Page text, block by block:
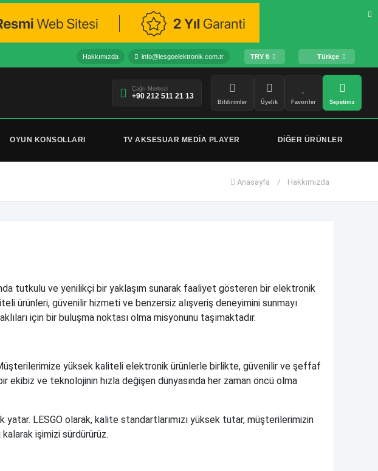
Hakkımızda info@lesgoelektronik.com.tr TRY ₺ Türkçe
Çağrı Merkezi
+90 212 511 21 13
Bildirimler Üyelik Favoriler Sepetiniz
OYUN KONSOLLARI TV AKSESUAR MEDİA PLAYER DİĞER ÜRÜNLER
Anasayfa / Hakkımızda
tutkulu ve yenilikçi bir yaklaşım sunarak faaliyet gösteren bir elektronik
ürünleri, güvenilir hizmeti ve benzersiz alışveriş deneyimini sunmayı
için bir buluşma noktası olma misyonunu taşımaktadır.
yüksek kaliteli elektronik ürünlerle birlikte, güvenilir ve şeffaf
ekibiz ve teknolojinin hızla değişen dünyasında her zaman öncü olma
LESGO olarak, kalite standartlarımızı yüksek tutar, müşterilerimizin
işimizi sürdürürüz.